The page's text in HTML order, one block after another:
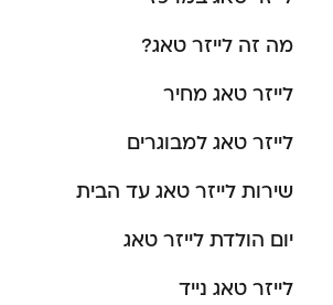
מה זה לייזר טאג?
לייזר טאג מחיר
לייזר טאג למבוגרים
שירות לייזר טאג עד הבית
יום הולדת לייזר טאג
לייזר טאג נייד